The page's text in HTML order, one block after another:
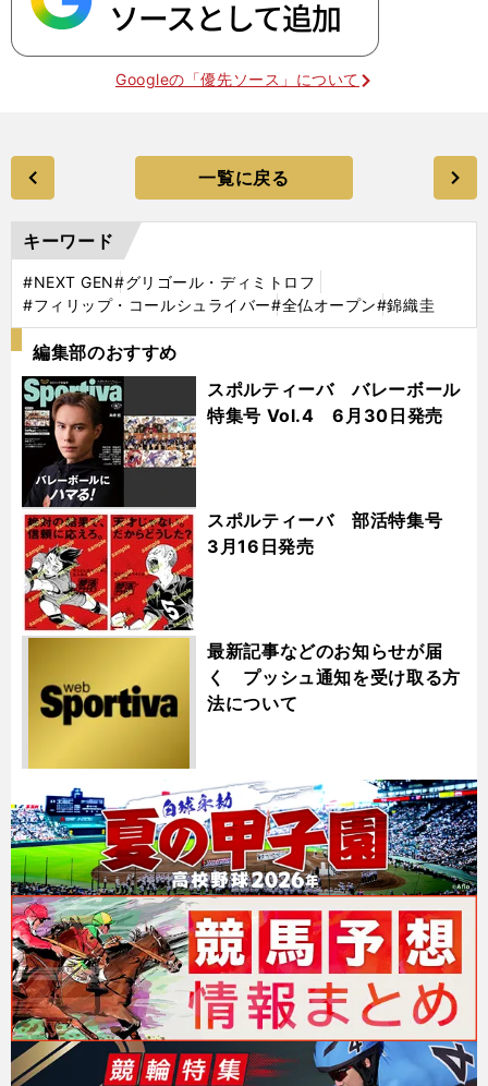
Googleの「優先ソース」について
一覧に戻る
キーワード
#NEXT GEN#グリゴール・ディミトロフ
#フィリップ・コールシュライバー#全仏オープン#錦織圭
編集部のおすすめ
スポルティーバ バレーボール
特集号 Vol.4 6月30日発売
スポルティーバ 部活特集号
3月16日発売
最新記事などのお知らせが届
く プッシュ通知を受け取る方
法について